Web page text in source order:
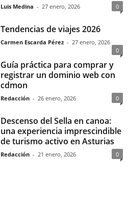
Luis Medina - 27 enero, 2026 0
Tendencias de viajes 2026
Carmen Escarda Pérez - 27 enero, 2026
0
Guía práctica para comprar y
registrar un dominio web con
cdmon
Redacción - 26 enero, 2026 0
Descenso del Sella en canoa:
una experiencia imprescindible
de turismo activo en Asturias
Redacción - 21 enero, 2026 0